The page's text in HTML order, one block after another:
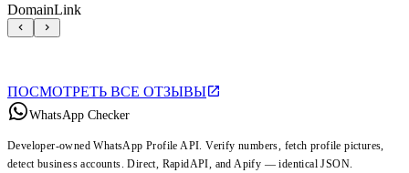
DomainLink
ПОСМОТРЕТЬ ВСЕ ОТЗЫВЫ
WhatsApp Checker
Developer-owned WhatsApp Profile API. Verify numbers, fetch profile pictures,
detect business accounts. Direct, RapidAPI, and Apify — identical JSON.